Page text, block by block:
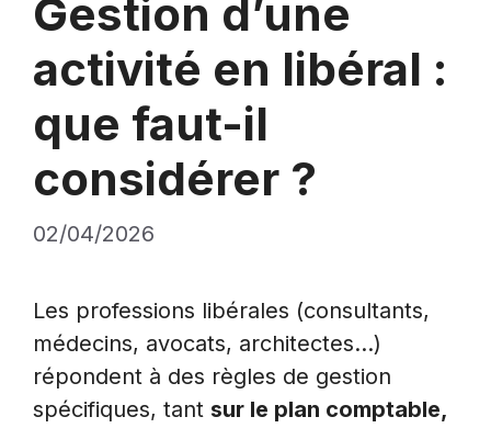
Gestion d’une
activité en libéral :
que faut-il
considérer ?
02/04/2026
Les professions libérales (consultants,
médecins, avocats, architectes…)
répondent à des règles de gestion
spécifiques, tant sur le plan comptable,